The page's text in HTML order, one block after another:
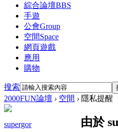
綜合論壇BBS
手遊
公會Group
空間Space
網頁遊戲
應用
購物
搜索
2000FUN論壇 › 空間 › 隱私提醒
supergor 由於